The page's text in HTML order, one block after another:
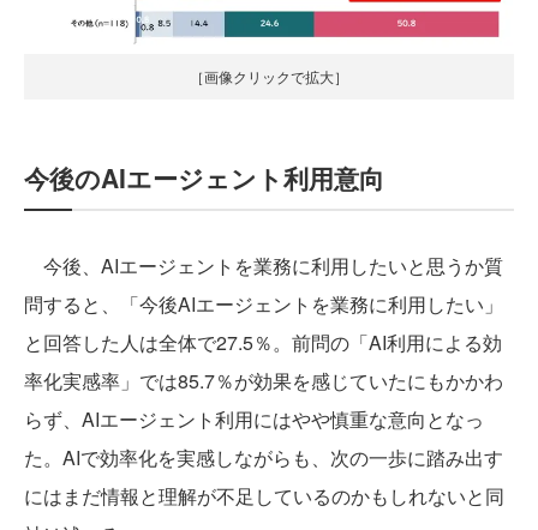
［画像クリックで拡大］
今後のAIエージェント利用意向
今後、AIエージェントを業務に利用したいと思うか質
問すると、「今後AIエージェントを業務に利用したい」
と回答した人は全体で27.5％。前問の「AI利用による効
率化実感率」では85.7％が効果を感じていたにもかかわ
らず、AIエージェント利用にはやや慎重な意向となっ
た。AIで効率化を実感しながらも、次の一歩に踏み出す
にはまだ情報と理解が不足しているのかもしれないと同